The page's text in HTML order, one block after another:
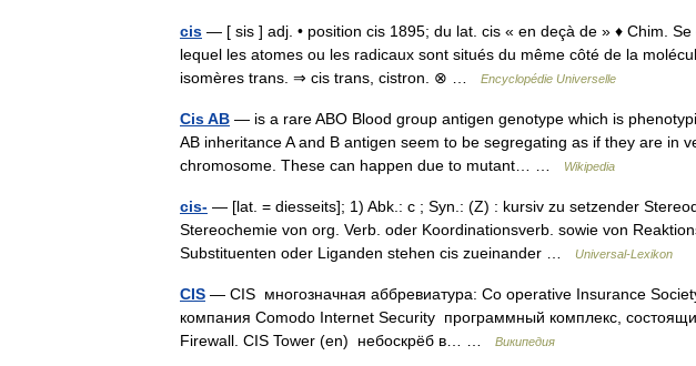
cis — [ sis ] adj. • position cis 1895; du lat. cis « en deçà de » ♦ Chim.
lequel les atomes ou les radicaux sont situés du même côté de la
isomères trans. ⇒ cis trans, cistron. ⊗ …
Encyclopédie Universelle
Cis AB — is a rare ABO Blood group antigen genotype which is
AB inheritance A and B antigen seem to be segregating as if they are in
chromosome. These can happen due to mutant… …
Wikipedia
cis- — [lat. = diesseits]; 1) Abk.: c ; Syn.: (Z) : kursiv zu setzender
Stereochemie von org. Verb. oder Koordinationsverb. sowie von
Substituenten oder Liganden stehen cis zueinander …
Universal-Lexikon
CIS — CIS многозначная аббревиатура: Co operative Insurance
компания Comodo Internet Security программный комплекс,
Firewall. CIS Tower (en) небоскрёб в… …
Википедия